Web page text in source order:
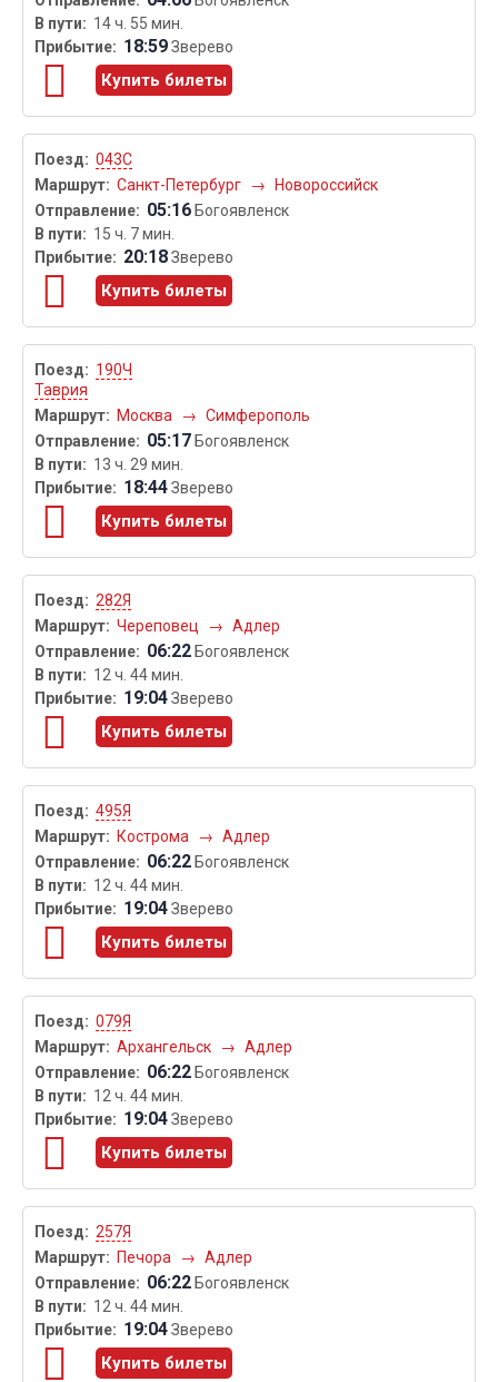
14 ч. 55 мин.
18:59Зверево
Купить билеты
043С
Санкт-Петербург
→ Новороссийск
05:16 Богоявленск
15 ч. 7 мин.
20:18Зверево
Купить билеты
190Ч
Таврия
Москва
→ Симферополь
05:17 Богоявленск
13 ч. 29 мин.
18:44Зверево
Купить билеты
282Я
Череповец
→ Адлер
06:22 Богоявленск
12 ч. 44 мин.
19:04Зверево
Купить билеты
495Я
Кострома
→ Адлер
06:22 Богоявленск
12 ч. 44 мин.
19:04Зверево
Купить билеты
079Я
Архангельск
→ Адлер
06:22 Богоявленск
12 ч. 44 мин.
19:04Зверево
Купить билеты
257Я
Печора
→ Адлер
06:22 Богоявленск
12 ч. 44 мин.
19:04Зверево
Купить билеты